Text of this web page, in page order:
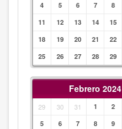
4
5 6 7 8
11
12 13 14 15
18
19 20 21 22
25
26 27 28 29
Febrero 2024
29 30 31 1 2
5
6 7 8 9